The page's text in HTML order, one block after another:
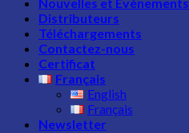
Nouvelles et Evènements
Distributeurs
Téléchargements
Contactez-nous
Certificat
Français
English
Français
Newsletter